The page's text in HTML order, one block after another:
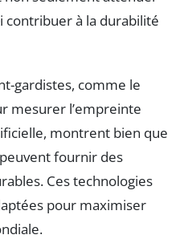
contribuer à la durabilité
gardistes, comme le
mesurer l’empreinte
montrent bien que
fournir des
Ces technologies
pour maximiser